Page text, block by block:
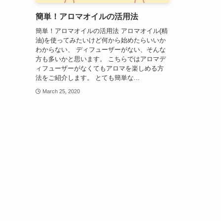
簡単！アロマオイルの活用法
簡単！アロマオイルの活用法 アロマオイル(精
油)を使ってみたいけど何から始めたらいいか
わからない、 ディフューザーがない、そんな
方も多いかと思います。 こちらではアロマデ
ィフューザーがなくてもアロマを楽しめる方
法をご紹介します。 とても簡単な...
March 25, 2020